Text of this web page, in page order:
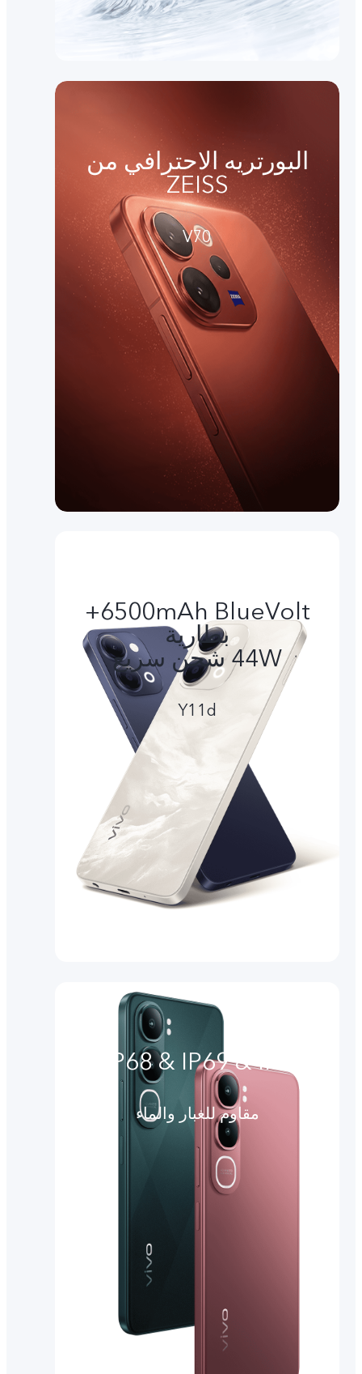
البورتريه الاحترافي من
ZEISS
V70
6500mAh BlueVolt+
بطارية
44W شحن سريع
Y11d
IP68 & IP69 & IP69+
مقاوم للغبار والماء